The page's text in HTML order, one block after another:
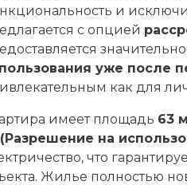
и
с опцией
уже после
как для
имеет площадь 63
(Разрешение на
что
Жилье полностью